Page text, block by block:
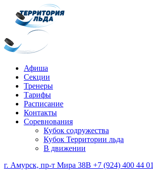
Афиша
Секции
Тренеры
Тарифы
Расписание
Контакты
Соревнования
Кубок содружества
Кубок Территории льда
В движении
г. Амурск, пр-т Мира 38В +7 (924) 400 44 01